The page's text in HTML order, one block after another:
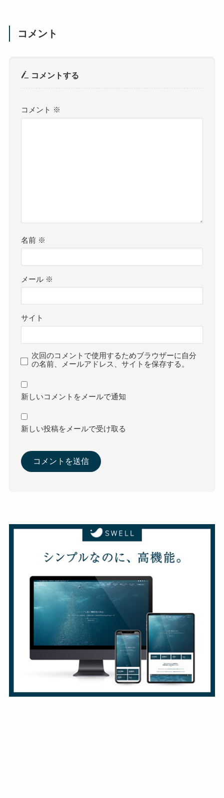
コメント
コメントする
コメント ※
名前 ※
メール ※
サイト
次回のコメントで使用するためブラウザーに自分
の名前、メールアドレス、サイトを保存する。
新しいコメントをメールで通知
新しい投稿をメールで受け取る